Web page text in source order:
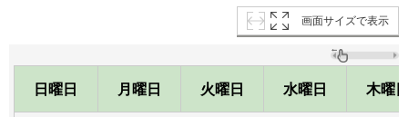
画面サイズで表示
日曜日 月曜日 火曜日 水曜日 木曜